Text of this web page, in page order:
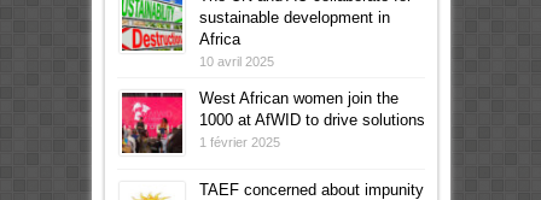
sustainable development in
Africa
10 avril 2025
West African women join the
1000 at AfWID to drive solutions
1 février 2025
TAEF concerned about impunity